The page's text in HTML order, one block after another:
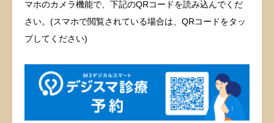
マホのカメラ機能で、下記のQRコードを読み込んでくだ
さい。(スマホで閲覧されている場合は、QRコードをタッ
プしてください)